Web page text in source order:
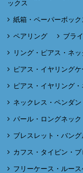
ックス
紙箱・ペーパーボック
ペアリング ブラ
リング・ピアス・ネ
ピアス・イヤリングケ
ピアス・イヤリング
ネックレス・ペンダン
パール・ロングネッ
ブレスレット・バング
カフス・タイピン・
フリーケース・ルース